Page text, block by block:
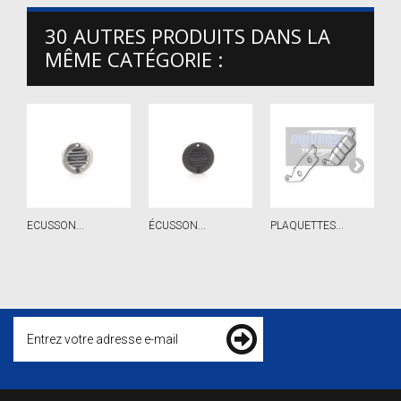
30 AUTRES PRODUITS DANS LA
MÊME CATÉGORIE :
ECUSSON... ÉCUSSON... PLAQUETTES...